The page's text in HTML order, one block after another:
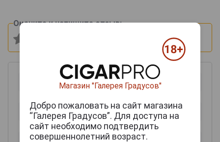
Оцените и напишите отзыв:
Магазин "Галерея Градусов"
Добро пожаловать на сайт магазина
“Галерея Градусов”. Для доступа на
сайт необходимо подтвердить
совершеннолетний возраст.